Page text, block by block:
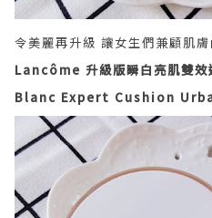
令美麗再升級 讓女生們兼顧肌
Lancôme 升級版瞬白亮肌雙效
Blanc Expert Cushion